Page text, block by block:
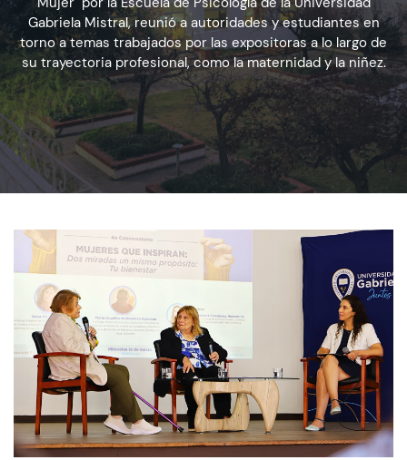
Admisión
Dirección de Desarrollo Estudiantil
Becas y Beneficios
Estudiantes
Alumni
Biblioteca
UGM Online
Language Center
CIEO
Contacto y Horarios
Gabriela Mistral, reunió a autoridades y estudiantes en
torno a temas trabajados por las expositoras a lo largo de
su trayectoria profesional, como la maternidad y la niñez.